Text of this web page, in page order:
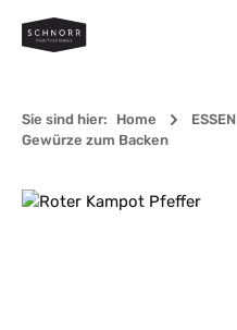
Zum Hauptinhalt springen
Sie sind hier: Home ESSEN
Gewürze zum Backen
Bildergalerie überspringen